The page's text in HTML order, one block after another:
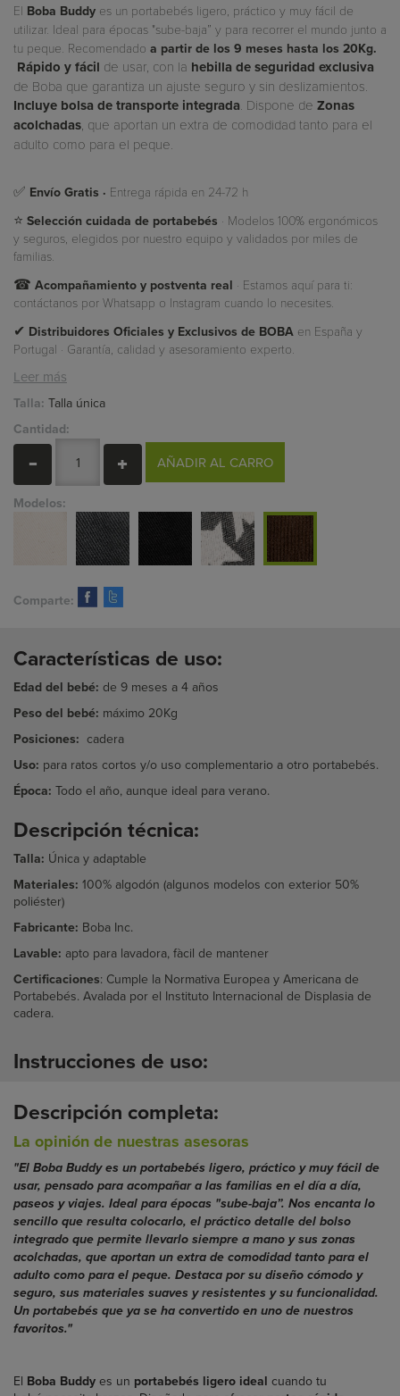
El Boba Buddy es un portabebés ligero, práctico y muy fácil de
utilizar. Ideal para épocas "sube-baja” y para recorrer el mundo junto a
tu peque. Recomendado a partir de los 9 meses hasta los 20Kg.
Rápido y fácil de usar, con la hebilla de seguridad exclusiva
de Boba que garantiza un ajuste seguro y sin deslizamientos.
Incluye bolsa de transporte integrada . Dispone de Zonas
acolchadas , que aportan un extra de comodidad tanto para el
adulto como para el peque.
✅ Envío Gratis · Entrega rápida en 24-72 h
⭐ Selección cuidada de portabebés · Modelos 100% ergonómicos
y seguros, elegidos por nuestro equipo y validados por miles de
familias.
☎ Acompañamiento y postventa real · Estamos aquí para ti:
contáctanos por Whatsapp o Instagram cuando lo necesites.
✔ Distribuidores Oficiales y Exclusivos de BOBA en España y
Portugal · Garantía, calidad y asesoramiento experto.
Leer más
Talla: Talla única
Cantidad:
AÑADIR AL CARRO
Modelos:
Comparte:
Características de uso:
Edad del bebé: de 9 meses a 4 años
Peso del bebé: máximo 20Kg
Posiciones: cadera
Uso: para ratos cortos y/o uso complementario a otro portabebés.
Época: Todo el año, aunque ideal para verano.
Descripción técnica:
Talla: Única y adaptable
Materiales: 100% algodón (algunos modelos con exterior 50%
poliéster)
Fabricante: Boba Inc.
Lavable: apto para lavadora, fàcil de mantener
Certificaciones: Cumple la Normativa Europea y Americana de
Portabebés. Avalada por el Instituto Internacional de Displasia de
cadera.
Instrucciones de uso:
Descripción completa:
La opinión de nuestras asesoras
"El Boba Buddy es un portabebés ligero, práctico y muy fácil de
usar, pensado para acompañar a las familias en el día a día,
paseos y viajes. Ideal para épocas "sube-baja”. Nos encanta lo
sencillo que resulta colocarlo, el práctico detalle del bolso
integrado que permite llevarlo siempre a mano y sus zonas
acolchadas, que aportan un extra de comodidad tanto para el
adulto como para el peque. Destaca por su diseño cómodo y
seguro, sus materiales suaves y resistentes y su funcionalidad.
Un portabebés que ya se ha convertido en uno de nuestros
favoritos."
El Boba Buddy es un portabebés ligero ideal cuando tu